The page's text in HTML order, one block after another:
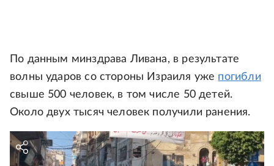
По данным минздрава Ливана, в результате
волны ударов со стороны Израиля уже погибли
свыше 500 человек, в том числе 50 детей.
Около двух тысяч человек получили ранения.